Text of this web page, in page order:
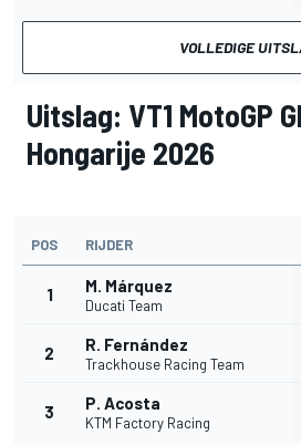
VOLLEDIGE
Uitslag: VT1 MotoGP
Hongarije 2026
POS RIJDER
1 M. Márquez
Ducati Team
2 R. Fernández
Trackhouse Racing Team
3 P. Acosta
KTM Factory Racing